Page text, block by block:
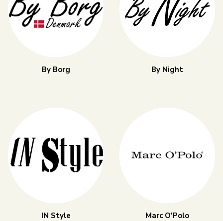
By Borg By Night
IN Style Marc O'Polo